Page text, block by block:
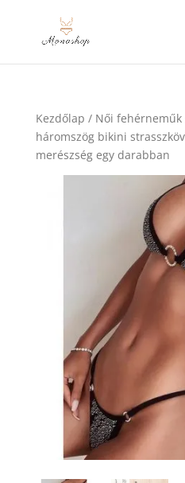
Kezdőlap / Női fehérneműk
háromszög bikini
merészség egy darabban